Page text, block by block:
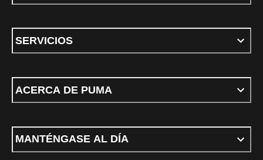
SERVICIOS
ACERCA DE PUMA
MANTÉNGASE AL DÍA